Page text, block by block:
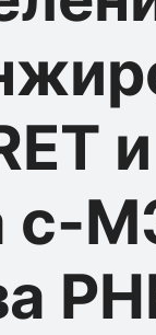
с-